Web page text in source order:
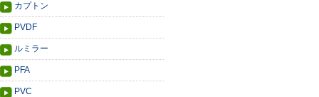
カプトン
PVDF
ルミラー
PFA
PVC